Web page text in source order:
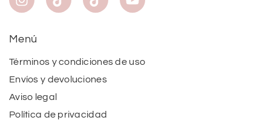
Menú
Términos y condiciones de uso
Envíos y devoluciones
Aviso legal
Política de privacidad